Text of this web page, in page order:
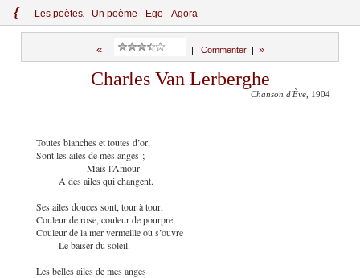
{ Les poètes Un poème Ego Agora
«| Commenter| »
Charles Van Lerberghe
Chanson d'Ève , 1904
Toutes blanches et toutes d’or,
Sont les ailes de mes anges ;
Mais l’Amour
A des ailes qui changent.
Ses ailes douces sont, tour à tour,
Couleur de rose, couleur de pourpre,
Couleur de la mer vermeille où s’ouvre
Le baiser du soleil.
Les belles ailes de mes anges